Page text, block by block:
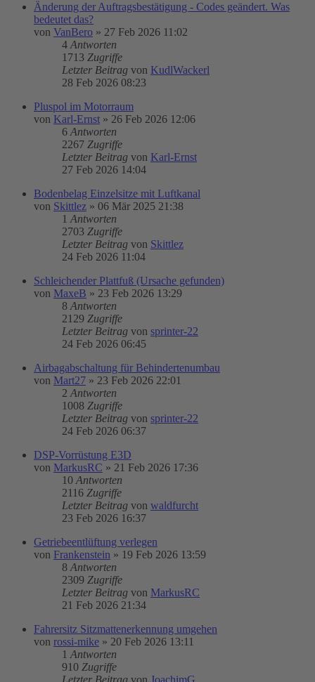
Änderung der Auftragsbestätigung - Codes geändert. Was
bedeutet das?
von VanBero » 27 Feb 2026 11:02
4 Antworten
1713 Zugriffe
Letzter Beitrag von KudlWackerl
28 Feb 2026 08:23
Pluspol im Motorraum
von Karl-Ernst » 26 Feb 2026 12:06
6 Antworten
2267 Zugriffe
Letzter Beitrag von Karl-Ernst
27 Feb 2026 14:04
Bodenbelag Einzelsitze mit Luftkanal
von Skittlez » 06 Mär 2025 21:38
1 Antworten
2703 Zugriffe
Letzter Beitrag von Skittlez
24 Feb 2026 11:04
Schleichender Plattfuß (Ursache gefunden)
von MaxeB » 23 Feb 2026 13:29
8 Antworten
2129 Zugriffe
Letzter Beitrag von sprinter-22
24 Feb 2026 06:45
Airbagabschaltung für Behindertenumbau
von Mart27 » 23 Feb 2026 22:01
2 Antworten
1008 Zugriffe
Letzter Beitrag von sprinter-22
24 Feb 2026 06:37
DSP-Vorrüstung E3D
von MarkusRC » 21 Feb 2026 17:36
10 Antworten
2116 Zugriffe
Letzter Beitrag von waldfurcht
23 Feb 2026 16:37
Getriebeentlüftung verlegen
von Frankenstein » 19 Feb 2026 13:59
8 Antworten
2309 Zugriffe
Letzter Beitrag von MarkusRC
21 Feb 2026 21:34
Fahrersitz Sitzmattenerkennung umgehen
von rossi-mike » 20 Feb 2026 13:11
1 Antworten
910 Zugriffe
Letzter Beitrag von JoachimG